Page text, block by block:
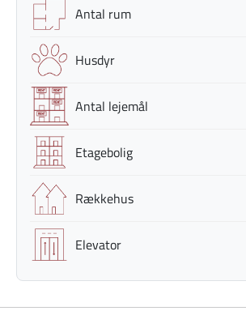
Antal rum
Husdyr
Antal lejemål
Etagebolig
Rækkehus
Elevator